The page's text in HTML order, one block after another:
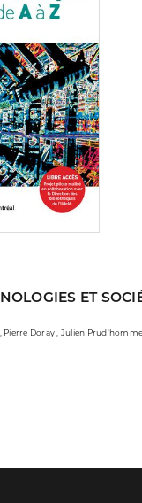
ET
Pierre Doray , Julien Prud'homme